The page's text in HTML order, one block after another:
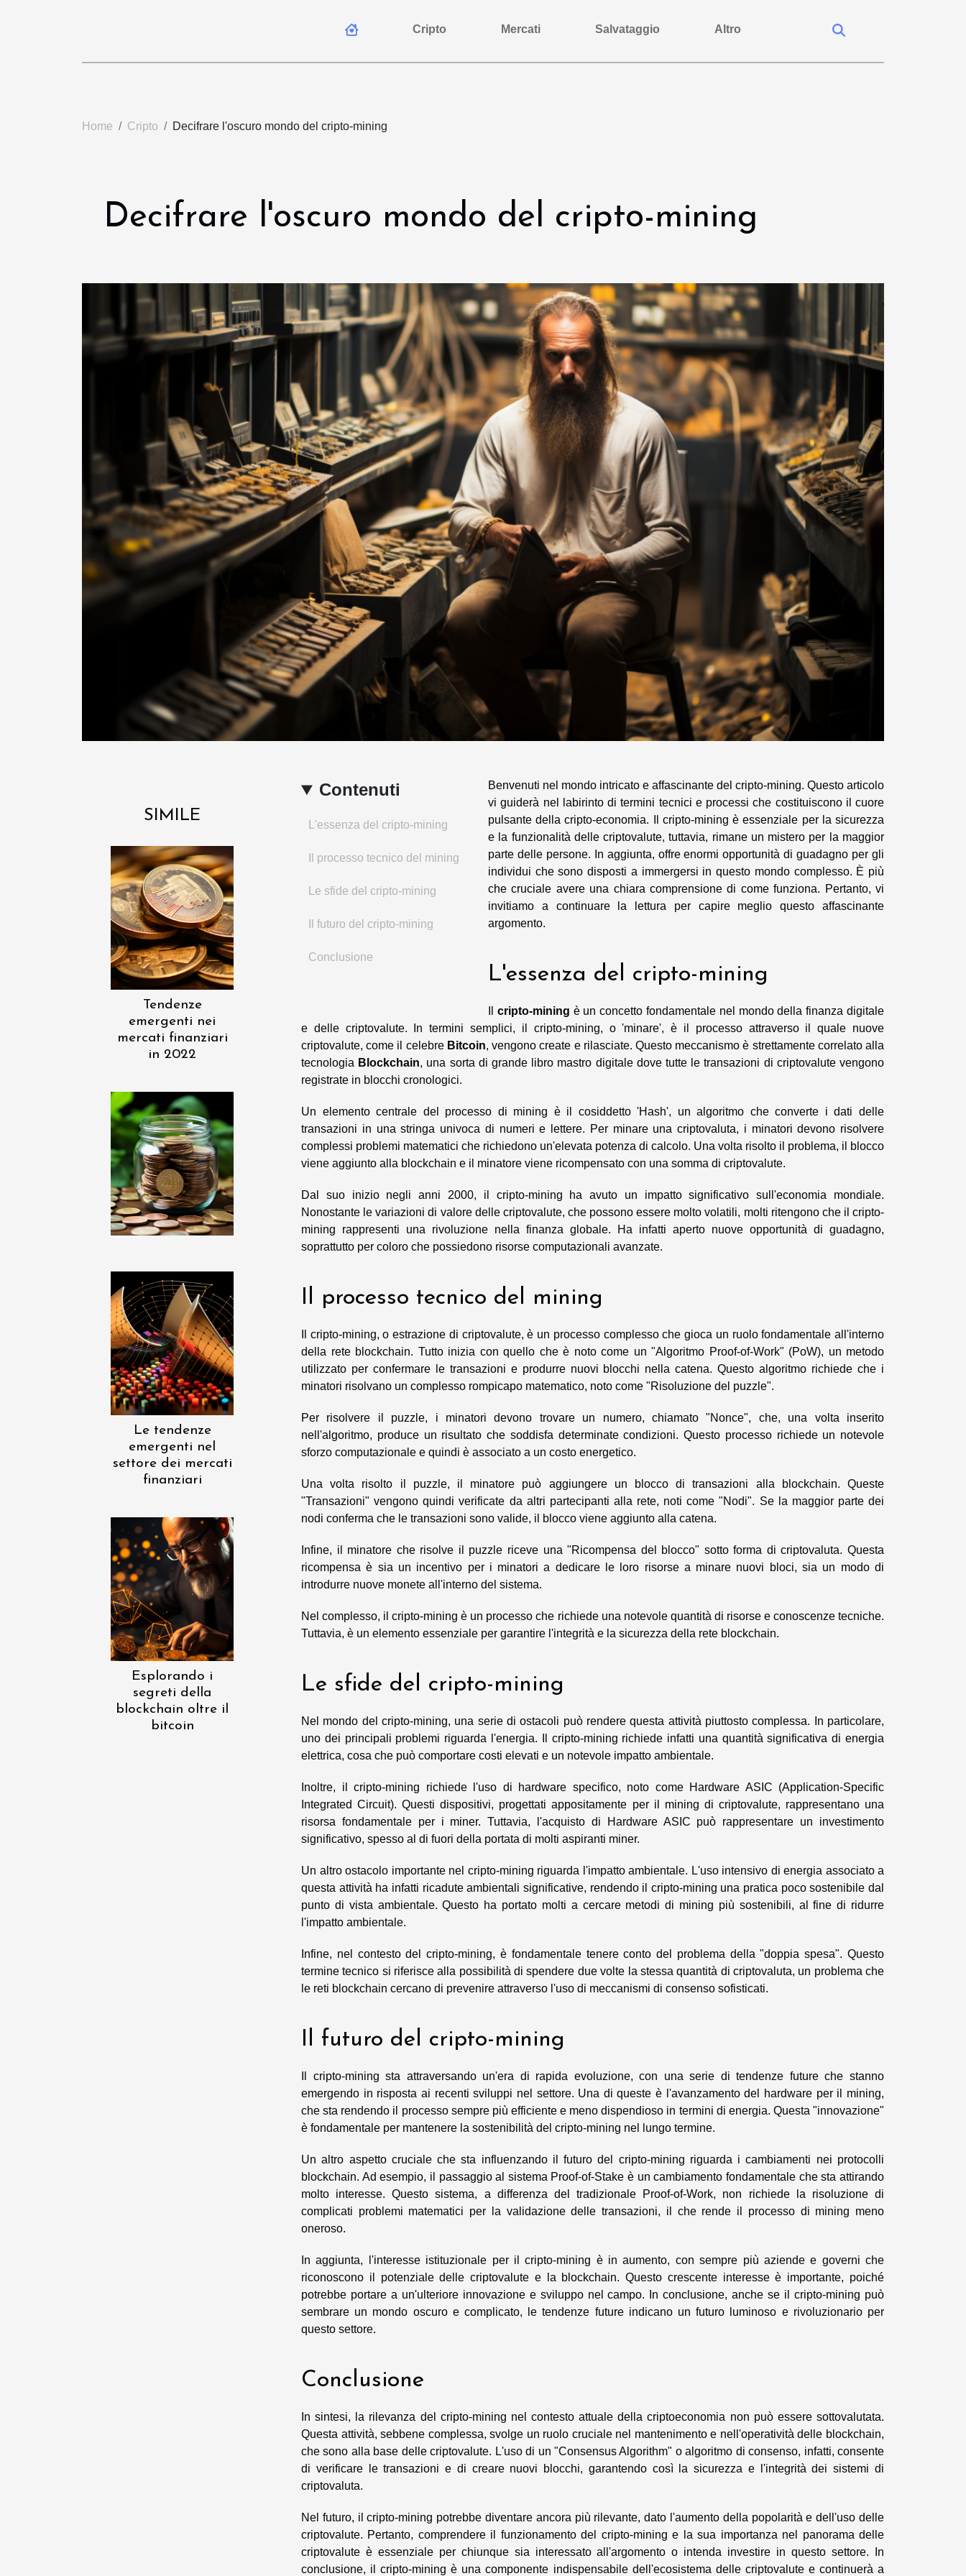
Cripto Mercati Salvataggio Altro
Home Cripto Decifrare l'oscuro mondo del cripto-mining
Decifrare l'oscuro mondo del cripto-mining
SIMILE
Tendenze
emergenti nei
mercati finanziari
in 2022
Le tendenze
emergenti nel
settore dei mercati
finanziari
Esplorando i
segreti della
blockchain oltre il
bitcoin
Contenuti
L'essenza del cripto-mining
Il processo tecnico del mining
Le sfide del cripto-mining
Il futuro del cripto-mining
Conclusione
Benvenuti nel mondo intricato e affascinante del cripto-mining. Questo articolo
vi guiderà nel labirinto di termini tecnici e processi che costituiscono il cuore
pulsante della cripto-economia. Il cripto-mining è essenziale per la sicurezza
e la funzionalità delle criptovalute, tuttavia, rimane un mistero per la maggior
parte delle persone. In aggiunta, offre enormi opportunità di guadagno per gli
individui che sono disposti a immergersi in questo mondo complesso. È più
che cruciale avere una chiara comprensione di come funziona. Pertanto, vi
invitiamo a continuare la lettura per capire meglio questo affascinante
argomento.
L'essenza del cripto-mining
cripto-mining è un concetto fondamentale nel mondo della finanza digitale
e delle criptovalute. In termini semplici, il cripto-mining, o 'minare', è il processo attraverso il quale nuove
criptovalute, come il celebre Bitcoin, vengono create e rilasciate. Questo meccanismo è strettamente correlato alla
tecnologia Blockchain, una sorta di grande libro mastro digitale dove tutte le transazioni di criptovalute vengono
registrate in blocchi cronologici.
Un elemento centrale del processo di mining è il cosiddetto 'Hash', un algoritmo che converte i dati delle
transazioni in una stringa univoca di numeri e lettere. Per minare una criptovaluta, i minatori devono risolvere
complessi problemi matematici che richiedono un'elevata potenza di calcolo. Una volta risolto il problema, il blocco
viene aggiunto alla blockchain e il minatore viene ricompensato con una somma di criptovalute.
Dal suo inizio negli anni 2000, il cripto-mining ha avuto un impatto significativo sull'economia mondiale.
Nonostante le variazioni di valore delle criptovalute, che possono essere molto volatili, molti ritengono che il cripto-
mining rappresenti una rivoluzione nella finanza globale. Ha infatti aperto nuove opportunità di guadagno,
soprattutto per coloro che possiedono risorse computazionali avanzate.
Il processo tecnico del mining
Il cripto-mining, o estrazione di criptovalute, è un processo complesso che gioca un ruolo fondamentale all'interno
della rete blockchain. Tutto inizia con quello che è noto come un "Algoritmo Proof-of-Work" (PoW), un metodo
utilizzato per confermare le transazioni e produrre nuovi blocchi nella catena. Questo algoritmo richiede che i
minatori risolvano un complesso rompicapo matematico, noto come "Risoluzione del puzzle".
Per risolvere il puzzle, i minatori devono trovare un numero, chiamato "Nonce", che, una volta inserito
nell'algoritmo, produce un risultato che soddisfa determinate condizioni. Questo processo richiede un notevole
sforzo computazionale e quindi è associato a un costo energetico.
Una volta risolto il puzzle, il minatore può aggiungere un blocco di transazioni alla blockchain. Queste
"Transazioni" vengono quindi verificate da altri partecipanti alla rete, noti come "Nodi". Se la maggior parte dei
nodi conferma che le transazioni sono valide, il blocco viene aggiunto alla catena.
Infine, il minatore che risolve il puzzle riceve una "Ricompensa del blocco" sotto forma di criptovaluta. Questa
ricompensa è sia un incentivo per i minatori a dedicare le loro risorse a minare nuovi bloci, sia un modo di
introdurre nuove monete all'interno del sistema.
Nel complesso, il cripto-mining è un processo che richiede una notevole quantità di risorse e conoscenze tecniche.
Tuttavia, è un elemento essenziale per garantire l'integrità e la sicurezza della rete blockchain.
Le sfide del cripto-mining
Nel mondo del cripto-mining, una serie di ostacoli può rendere questa attività piuttosto complessa. In particolare,
uno dei principali problemi riguarda l'energia. Il cripto-mining richiede infatti una quantità significativa di energia
elettrica, cosa che può comportare costi elevati e un notevole impatto ambientale.
Inoltre, il cripto-mining richiede l'uso di hardware specifico, noto come Hardware ASIC (Application-Specific
Integrated Circuit). Questi dispositivi, progettati appositamente per il mining di criptovalute, rappresentano una
risorsa fondamentale per i miner. Tuttavia, l'acquisto di Hardware ASIC può rappresentare un investimento
significativo, spesso al di fuori della portata di molti aspiranti miner.
Un altro ostacolo importante nel cripto-mining riguarda l'impatto ambientale. L'uso intensivo di energia associato a
questa attività ha infatti ricadute ambientali significative, rendendo il cripto-mining una pratica poco sostenibile dal
punto di vista ambientale. Questo ha portato molti a cercare metodi di mining più sostenibili, al fine di ridurre
l'impatto ambientale.
Infine, nel contesto del cripto-mining, è fondamentale tenere conto del problema della "doppia spesa". Questo
termine tecnico si riferisce alla possibilità di spendere due volte la stessa quantità di criptovaluta, un problema che
le reti blockchain cercano di prevenire attraverso l'uso di meccanismi di consenso sofisticati.
Il futuro del cripto-mining
Il cripto-mining sta attraversando un'era di rapida evoluzione, con una serie di tendenze future che stanno
emergendo in risposta ai recenti sviluppi nel settore. Una di queste è l'avanzamento del hardware per il mining,
che sta rendendo il processo sempre più efficiente e meno dispendioso in termini di energia. Questa "innovazione"
è fondamentale per mantenere la sostenibilità del cripto-mining nel lungo termine.
Un altro aspetto cruciale che sta influenzando il futuro del cripto-mining riguarda i cambiamenti nei protocolli
blockchain. Ad esempio, il passaggio al sistema Proof-of-Stake è un cambiamento fondamentale che sta attirando
molto interesse. Questo sistema, a differenza del tradizionale Proof-of-Work, non richiede la risoluzione di
complicati problemi matematici per la validazione delle transazioni, il che rende il processo di mining meno
oneroso.
In aggiunta, l'interesse istituzionale per il cripto-mining è in aumento, con sempre più aziende e governi che
riconoscono il potenziale delle criptovalute e la blockchain. Questo crescente interesse è importante, poiché
potrebbe portare a un'ulteriore innovazione e sviluppo nel campo. In conclusione, anche se il cripto-mining può
sembrare un mondo oscuro e complicato, le tendenze future indicano un futuro luminoso e rivoluzionario per
questo settore.
Conclusione
In sintesi, la rilevanza del cripto-mining nel contesto attuale della criptoeconomia non può essere sottovalutata.
Questa attività, sebbene complessa, svolge un ruolo cruciale nel mantenimento e nell'operatività delle blockchain,
che sono alla base delle criptovalute. L'uso di un "Consensus Algorithm" o algoritmo di consenso, infatti, consente
di verificare le transazioni e di creare nuovi blocchi, garantendo così la sicurezza e l'integrità dei sistemi di
criptovaluta.
Nel futuro, il cripto-mining potrebbe diventare ancora più rilevante, dato l'aumento della popolarità e dell'uso delle
criptovalute. Pertanto, comprendere il funzionamento del cripto-mining e la sua importanza nel panorama delle
criptovalute è essenziale per chiunque sia interessato all'argomento o intenda investire in questo settore. In
conclusione, il cripto-mining è una componente indispensabile dell'ecosistema delle criptovalute e continuerà a